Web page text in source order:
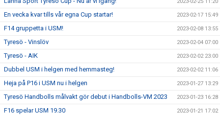
En vecka kvar tills vår egna Cup startar! 2023-02-17 15:49
F14 gruppetta i USM! 2023-02-08 13:55
Tyresö - Vinslöv 2023-02-04 07:00
Tyresö - AIK 2023-02-02 23:00
Dubbel USM i helgen med hemmasteg! 2023-02-02 11:06
Heja på P16 i USM nu i helgen 2023-01-27 13:29
Tyresö Handbolls målvakt gör debut i Handbolls-VM 2023 2023-01-23 16:28
F16 spelar USM 19.30 2023-01-21 17:02